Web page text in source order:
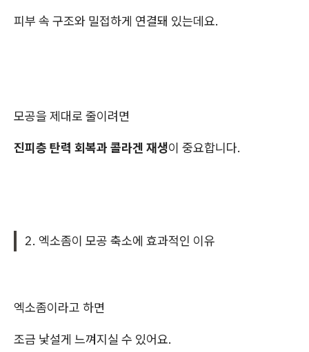
피부 속 구조와 밀접하게 연결돼 있는데요.
모공을 제대로 줄이려면
진피층 탄력 회복과 콜라겐 재생이 중요합니다.
2. 엑소좀이 모공 축소에 효과적인 이유
엑소좀이라고 하면
조금 낯설게 느껴지실 수 있어요.